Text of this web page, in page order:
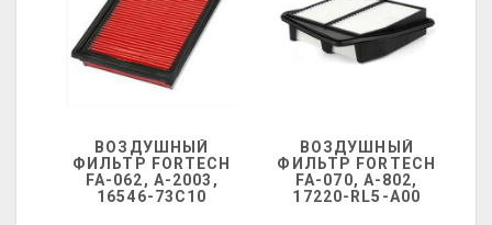
ВОЗДУШНЫЙ
ФИЛЬТР FORTECH
FA-062, A-2003,
16546-73C10
ВОЗДУШНЫЙ
ФИЛЬТР FORTECH
FA-070, A-802,
17220-RL5-A00